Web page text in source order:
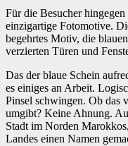
Für die Besucher
einzigartige Fotomotive.
begehrtes Motiv, die
verzierten Türen und
Das der blaue Schein
es einiges an Arbeit.
Pinsel schwingen. Ob das
umgibt? Keine Ahnung.
Stadt im Norden
Landes einen Namen